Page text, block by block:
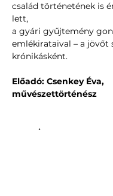
család történetének is
lett,
a gyári gyűjtemény
emlékirataival – a jövőt
krónikásként.
Előadó: Csenkey Éva,
művészettörténész
A program